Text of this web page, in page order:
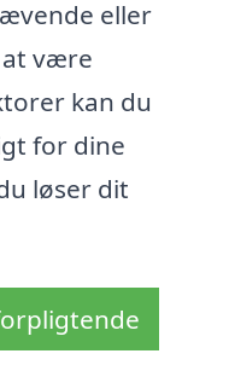
eller
at være
kan du
for dine
løser dit